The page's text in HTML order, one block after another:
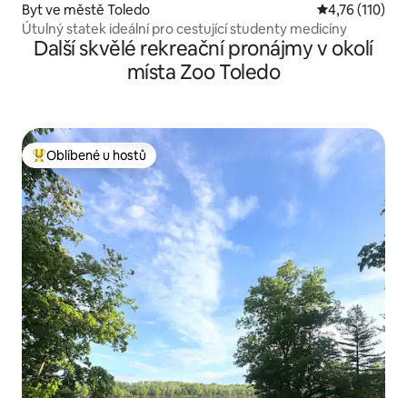
Byt ve městě Toledo Průměrné
4,76 (110)
Útulný statek ideální pro cestující studenty medicíny
Další skvělé rekreační pronájmy v okolí
místa Zoo Toledo
Nejlepší v kategorii Oblíbené u hostů
Oblíbené u hostů